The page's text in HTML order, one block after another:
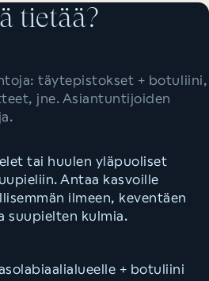
tietää?
täytepistokset + botuliini,
jne. Asiantuntijoiden
tai huulen yläpuoliset
Antaa kasvoille
ilmeen, keventäen
suupielten kulmia.
+ botuliini